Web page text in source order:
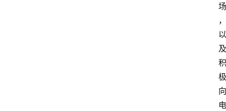
场
，
以
及
积
极
向
电